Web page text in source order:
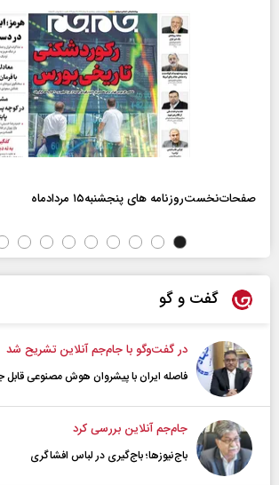
صفحات‌نخست‌روزنامه ها‌ی پنجشنبه‌۱۵ مردادماه
گفت و گو
در گفت‌و‌گو با جام‌جم آنلاین تشریح شد
فاصله ایران با پیشرو‌ان هوش مصنوعی
جام‌جم آنلاین بررسی کرد
باج‌نیوزها؛ باج‌گیری در لباس افشاگری